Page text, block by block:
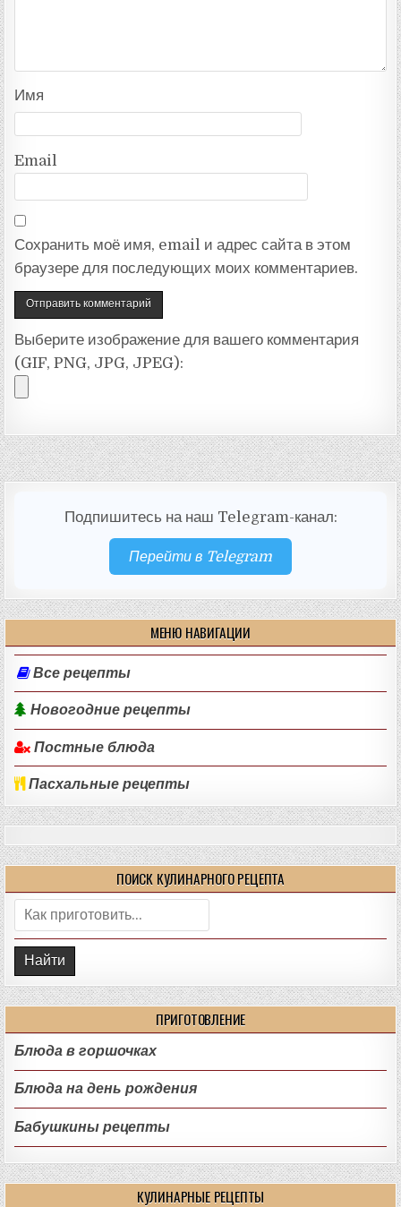
Имя
Email
Сохранить моё имя, email и адрес сайта в этом
браузере для последующих моих комментариев.
Выберите изображение для вашего комментария
(GIF, PNG, JPG, JPEG):
Подпишитесь на наш Telegram-канал:
Перейти в Telegram
МЕНЮ НАВИГАЦИИ
Все рецепты
Новогодние рецепты
Постные блюда
Пасхальные рецепты
ПОИСК КУЛИНАРНОГО РЕЦЕПТА
Поиск:
ПРИГОТОВЛЕНИЕ
Блюда в горшочках
Блюда на день рождения
Бабушкины рецепты
КУЛИНАРНЫЕ РЕЦЕПТЫ